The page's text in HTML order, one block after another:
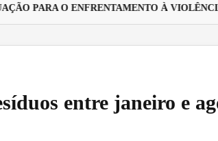
PARA O ENFRENTAMENTO À VIOLÊNCIA
entre janeiro e